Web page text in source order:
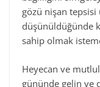
gözü nişan tepsisi
düşünüldüğünde
sahip olmak
Heyecan ve
gününde gelin ve